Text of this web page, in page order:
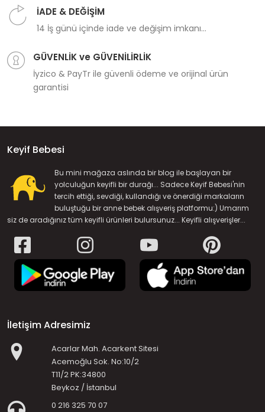
İADE & DEĞİŞİM
14 İş günü içinde iade ve değişim imkanı...
GÜVENLİK ve GÜVENİLİRLİK
İyzico & PayTr ile güvenli ödeme ve orijinal ürün
garantisi
Keyif Bebesi
Bu mini mağaza aslında bir blog ile başlayan bir
yolculuğun keyifli bir durağı... Sadece Keyif Bebesi'nin
tercih ettiği, sevdiği, kullandığı ve önerdiği markaların
buluştuğu bir anne bebek alışveriş platformu:) Umarım
siz de aradığınız tüm keyifli ürünleri bulursunuz... Keyifli alışverişler...
İletişim Adresimiz
Acarlar Mah. Acarkent Sitesi
Acemoğlu Sok. No:10/2
T11/2 PK:34800
Beykoz / İstanbul
0 216 325 70 07